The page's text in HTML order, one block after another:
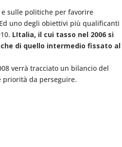
sulle politiche per favorire
uno degli obiettivi più qualificanti
LItalia, il cui tasso nel 2006 si
di quello intermedio fissato al
verrà tracciato un bilancio del
priorità da perseguire.